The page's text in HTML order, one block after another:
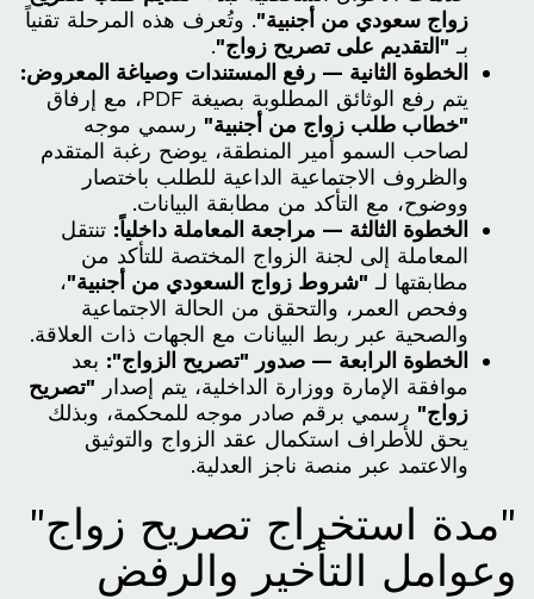
زواج سعودي من أجنبية". وتُعرف هذه المرحلة تقنياً
بـ "التقديم على تصريح زواج".
الخطوة الثانية — رفع المستندات وصياغة المعروض:
يتم رفع الوثائق المطلوبة بصيغة PDF، مع إرفاق
"خطاب طلب زواج من أجنبية" رسمي موجه
لصاحب السمو أمير المنطقة، يوضح رغبة المتقدم
والظروف الاجتماعية الداعية للطلب باختصار
ووضوح، مع التأكد من مطابقة البيانات.
الخطوة الثالثة — مراجعة المعاملة داخلياً: تنتقل
المعاملة إلى لجنة الزواج المختصة للتأكد من
مطابقتها لـ "شروط زواج السعودي من أجنبية"،
وفحص العمر، والتحقق من الحالة الاجتماعية
والصحية عبر ربط البيانات مع الجهات ذات العلاقة.
الخطوة الرابعة — صدور "تصريح الزواج": بعد
موافقة الإمارة ووزارة الداخلية، يتم إصدار "تصريح
زواج" رسمي برقم صادر موجه للمحكمة، وبذلك
يحق للأطراف استكمال عقد الزواج والتوثيق
والاعتمد عبر منصة ناجز العدلية.
"مدة استخراج تصريح زواج"
وعوامل التأخير والرفض